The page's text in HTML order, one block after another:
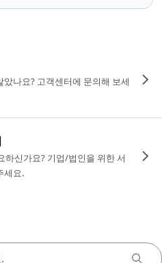
나요? 고객센터에 문의해 보세
하신가요? 기업/법인을 위한 서
세요.